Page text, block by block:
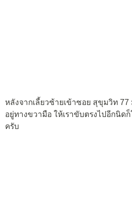
หลังจากเลี้ยวซ้ายเข้าซอย สุขุมวิท 77
อยู่ทางขวามือ ให้เราขับตรงไปอีกนิด
ครับ